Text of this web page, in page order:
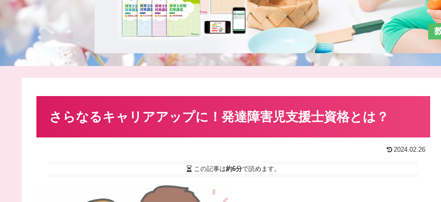
さらなるキャリアアップに！発達障害児支援士資格とは？
2024.02.26
この記事は約6分で読めます。